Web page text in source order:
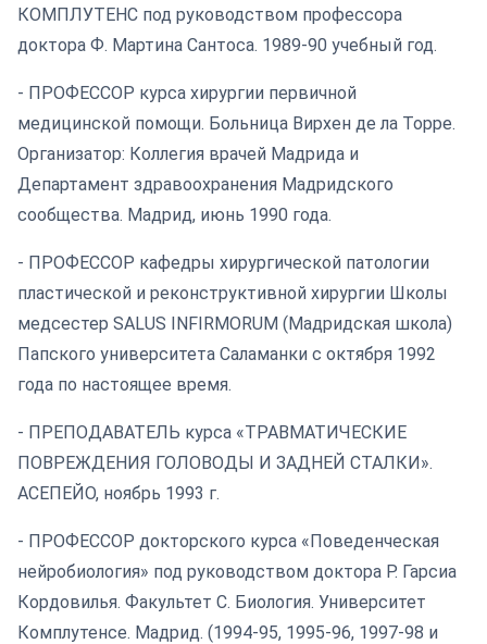
КОМПЛУТЕНС под руководством профессора
доктора Ф. Мартина Сантоса. 1989-90 учебный год.
- ПРОФЕССОР курса хирургии первичной
медицинской помощи. Больница Вирхен де ла Торре.
Организатор: Коллегия врачей Мадрида и
Департамент здравоохранения Мадридского
сообщества. Мадрид, июнь 1990 года.
- ПРОФЕССОР кафедры хирургической патологии
пластической и реконструктивной хирургии Школы
медсестер SALUS INFIRMORUM (Мадридская школа)
Папского университета Саламанки с октября 1992
года по настоящее время.
- ПРЕПОДАВАТЕЛЬ курса «ТРАВМАТИЧЕСКИЕ
ПОВРЕЖДЕНИЯ ГОЛОВОДЫ И ЗАДНЕЙ СТАЛКИ».
АСЕПЕЙО, ноябрь 1993 г.
- ПРОФЕССОР докторского курса «Поведенческая
нейробиология» под руководством доктора Р. Гарсиа
Кордовилья. Факультет С. Биология. Университет
Комплутенсе. Мадрид. (1994-95, 1995-96, 1997-98 и